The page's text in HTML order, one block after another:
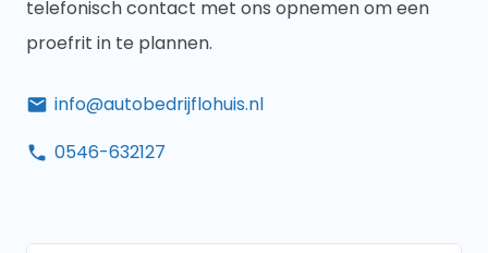
telefonisch contact met ons opnemen om een
proefrit in te plannen.
info@autobedrijflohuis.nl
0546-632127